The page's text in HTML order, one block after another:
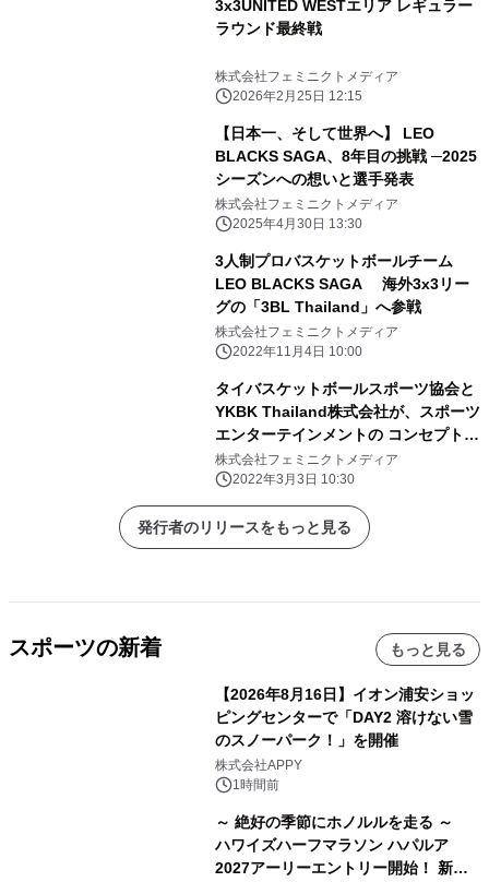
3x3UNITED WESTエリア レギュラー
ラウンド最終戦
株式会社フェミニクトメディア
2026年2月25日 12:15
【日本一、そして世界へ】 LEO
BLACKS SAGA、8年目の挑戦 ─2025
シーズンへの想いと選手発表
株式会社フェミニクトメディア
2025年4月30日 13:30
3人制プロバスケットボールチーム
LEO BLACKS SAGA 海外3x3リー
グの「3BL Thailand」へ参戦
株式会社フェミニクトメディア
2022年11月4日 10:00
タイバスケットボールスポーツ協会と
YKBK Thailand株式会社が、スポーツ
エンターテインメントの コンセプトの
下、タイで初の国際的な3ｘ3プロバス
ケットボール リーグの「3BLタイリー
グ」を発足
株式会社フェミニクトメディア
2022年3月3日 10:30
発行者のリリースをもっと見る
スポーツの新着 もっと見る
【2026年8月16日】イオン浦安ショッ
ピングセンターで「DAY2 溶けない雪
のスノーパーク！」を開催
株式会社APPY
1時間前
～ 絶好の季節にホノルルを走る ～
ハワイズハーフマラソン ハパルア
2027アーリーエントリー開始！ 新カ